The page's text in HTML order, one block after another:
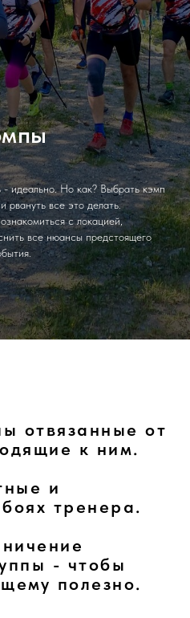
- идеально. Но как? Выбрать кэмп
рвануть все это делать.
с локацией,
все нюансы предстоящего
отвязанные от
к ним.
и
тренера.
- чтобы
полезно.